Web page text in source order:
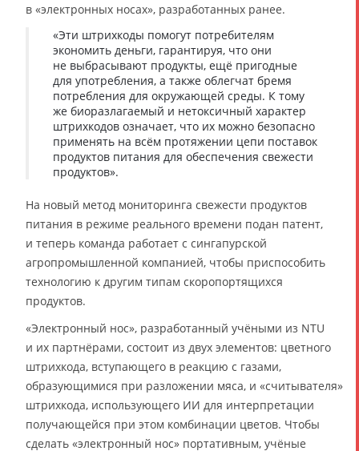
в «электронных носах», разработанных ранее.
«Эти штрихкоды помогут потребителям
экономить деньги, гарантируя, что они
не выбрасывают продукты, ещё пригодные
для употребления, а также облегчат бремя
потребления для окружающей среды. К тому
же биоразлагаемый и нетоксичный характер
штрихкодов означает, что их можно безопасно
применять на всём протяжении цепи поставок
продуктов питания для обеспечения свежести
продуктов».
На новый метод мониторинга свежести продуктов
питания в режиме реального времени подан патент,
и теперь команда работает с сингапурской
агропромышленной компанией, чтобы приспособить
технологию к другим типам скоропортящихся
продуктов.
«Электронный нос», разработанный учёными из NTU
и их партнёрами, состоит из двух элементов: цветного
штрихкода, вступающего в реакцию с газами,
образующимися при разложении мяса, и «считывателя»
штрихкода, использующего ИИ для интерпретации
получающейся при этом комбинации цветов. Чтобы
сделать «электронный нос» портативным, учёные